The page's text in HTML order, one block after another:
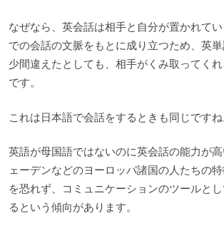
なぜなら、英会話は相手と自分が置かれて
での会話の文脈をもとに成り立つため、英
少間違えたとしても、相手がくみ取ってく
です。
これは日本語で会話をするときも同じですね
英語が母国語ではないのに英会話の能力が
ェーデンなどのヨーロッパ諸国の人たちの
を恐れず、コミュニケーションのツールと
るという傾向があります。